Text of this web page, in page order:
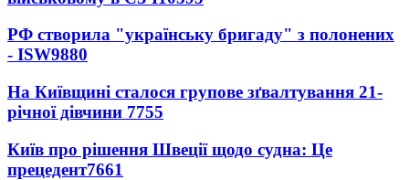
РФ створила "українську бригаду" з полонених
- ISW9880
На Київщині сталося групове зґвалтування 21-
річної дівчини 7755
Київ про рішення Швеції щодо судна: Це
прецедент7661